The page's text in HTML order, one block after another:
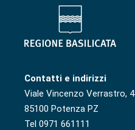
Contatti e indirizzi
Viale Vincenzo Verrastro, 4
85100 Potenza PZ
Tel 0971 661111